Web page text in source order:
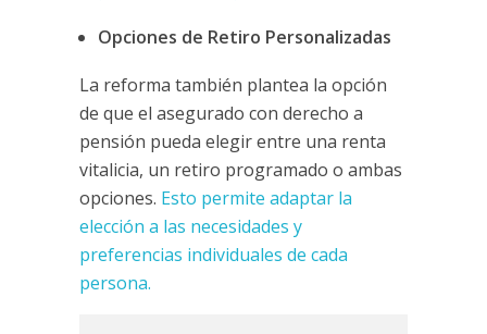
Opciones de Retiro Personalizadas
La reforma también plantea la opción
de que el asegurado con derecho a
pensión pueda elegir entre una renta
vitalicia, un retiro programado o ambas
opciones. Esto permite adaptar la
elección a las necesidades y
preferencias individuales de cada
persona.